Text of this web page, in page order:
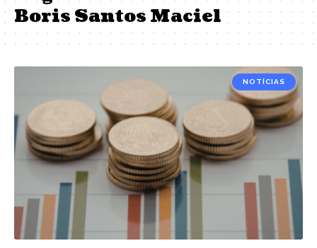
Boris Santos Maciel
NOTÍCIAS